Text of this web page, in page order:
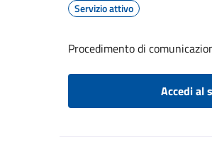
Servizio attivo
Procedimento di
Accedi al